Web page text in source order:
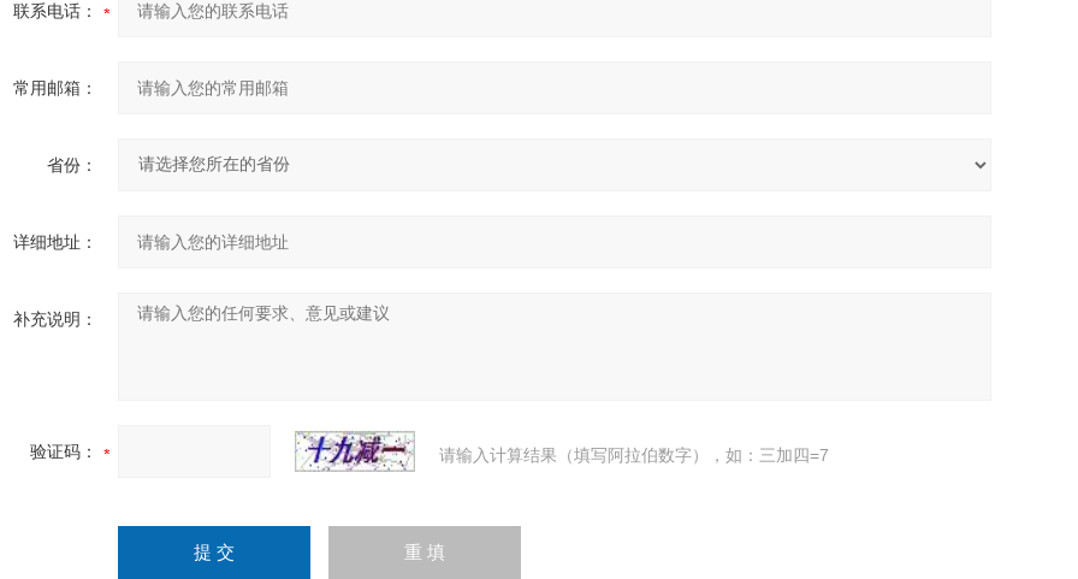
联系电话：
常用邮箱：
省份：
详细地址：
补充说明：
验证码： 请输入计算结果（填写阿拉伯数字），如：三加四=7